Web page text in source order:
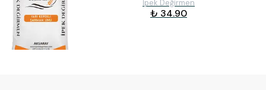
İpek Değirmen
₺ 34.90